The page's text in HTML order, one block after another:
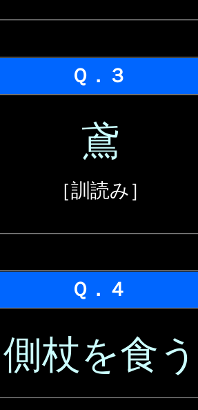
Ｑ．３
鳶
［訓読み］
Ｑ．４
側杖を食う